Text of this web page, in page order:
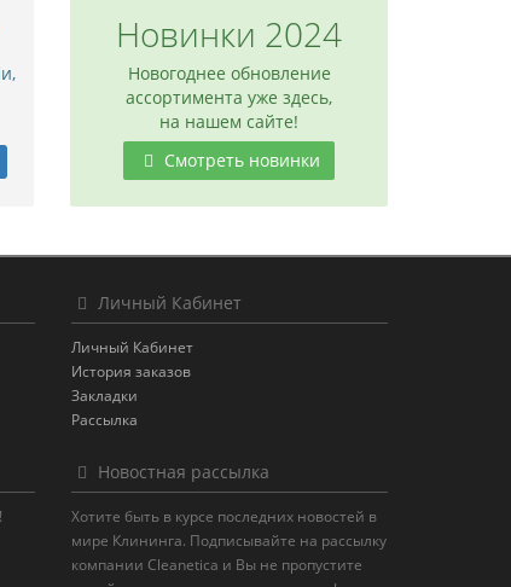
Новинки 2024
Новогоднее обновление
ассортимента уже здесь,
на нашем сайте!
Смотреть новинки
Личный Кабинет
Личный Кабинет
История заказов
Закладки
Рассылка
Новостная рассылка
Хотите быть в курсе последних новостей в
мире Клининга. Подписывайте на рассылку
компании Cleanetica и Вы не пропустите